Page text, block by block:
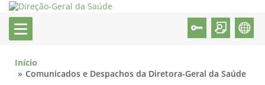
Início
Comunicados e Despachos da Diretora-Geral da Saúde